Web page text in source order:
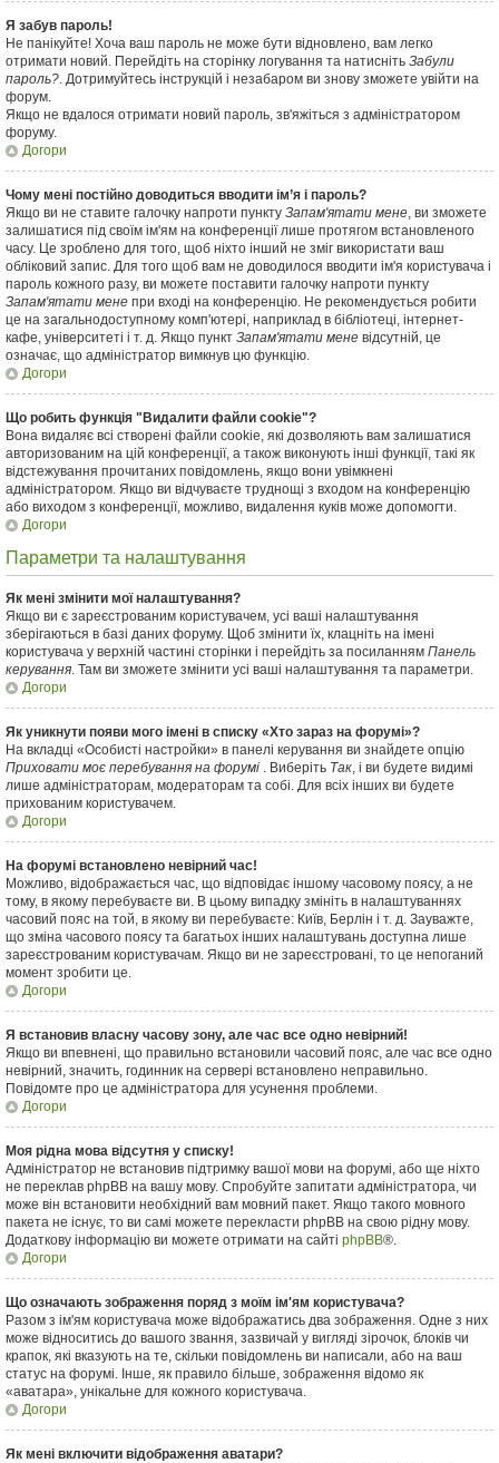
Я забув пароль!
Не панікуйте! Хоча ваш пароль не може бути відновлено, вам легко
отримати новий. Перейдіть на сторінку логування та натисніть Забули
пароль?. Дотримуйтесь інструкцій і незабаром ви знову зможете увійти на
форум.
Якщо не вдалося отримати новий пароль, зв'яжіться з адміністратором
форуму.
Догори
Чому мені постійно доводиться вводити ім’я і пароль?
Якщо ви не ставите галочку напроти пункту Запам'ятати мене, ви зможете
залишатися під своїм ім'ям на конференції лише протягом встановленого
часу. Це зроблено для того, щоб ніхто інший не зміг використати ваш
обліковий запис. Для того щоб вам не доводилося вводити ім'я користувача і
пароль кожного разу, ви можете поставити галочку напроти пункту
Запам'ятати мене при вході на конференцію. Не рекомендується робити
це на загальнодоступному комп'ютері, наприклад в бібліотеці, інтернет-
кафе, університеті і т. д. Якщо пункт Запам'ятати мене відсутній, це
означає, що адміністратор вимкнув цю функцію.
Догори
Що робить функція "Видалити файли cookie"?
Вона видаляє всі створені файли cookie, які дозволяють вам залишатися
авторизованим на цій конференції, а також виконують інші функції, такі як
відстежування прочитаних повідомлень, якщо вони увімкнені
адміністратором. Якщо ви відчуваєте труднощі з входом на конференцію
або виходом з конференції, можливо, видалення куків може допомогти.
Догори
Параметри та налаштування
Як мені змінити мої налаштування?
Якщо ви є зареєстрованим користувачем, усі ваші налаштування
зберігаються в базі даних форуму. Щоб змінити їх, клацніть на імені
користувача у верхній частині сторінки і перейдіть за посиланням Панель
керування. Там ви зможете змінити усі ваші налаштування та параметри.
Догори
Як уникнути появи мого імені в списку «Хто зараз на форумі»?
На вкладці «Особисті настройки» в панелі керування ви знайдете опцію
Приховати моє перебування на форумі . Виберіть Так, і ви будете видимі
лише адміністраторам, модераторам та собі. Для всіх інших ви будете
прихованим користувачем.
Догори
На форумі встановлено невірний час!
Можливо, відображається час, що відповідає іншому часовому поясу, а не
тому, в якому перебуваєте ви. В цьому випадку змініть в налаштуваннях
часовий пояс на той, в якому ви перебуваєте: Київ, Берлін і т. д. Зауважте,
що зміна часового поясу та багатьох інших налаштувань доступна лише
зареєстрованим користувачам. Якщо ви не зареєстровані, то це непоганий
момент зробити це.
Догори
Я встановив власну часову зону, але час все одно невірний!
Якщо ви впевнені, що правильно встановили часовий пояс, але час все одно
невірний, значить, годинник на сервері встановлено неправильно.
Повідомте про це адміністратора для усунення проблеми.
Догори
Моя рідна мова відсутня у списку!
Адміністратор не встановив підтримку вашої мови на форумі, або ще ніхто
не переклав phpBB на вашу мову. Спробуйте запитати адміністратора, чи
може він встановити необхідний вам мовний пакет. Якщо такого мовного
пакета не існує, то ви самі можете перекласти phpBB на свою рідну мову.
Додаткову інформацію ви можете отримати на сайті phpBB®.
Догори
Що означають зображення поряд з моїм ім'ям користувача?
Разом з ім'ям користувача може відображатись два зображення. Одне з них
може відноситись до вашого звання, зазвичай у вигляді зірочок, блоків чи
крапок, які вказують на те, скільки повідомлень ви написали, або на ваш
статус на форумі. Інше, як правило більше, зображення відомо як
«аватара», унікальне для кожного користувача.
Догори
Як мені включити відображення аватари?